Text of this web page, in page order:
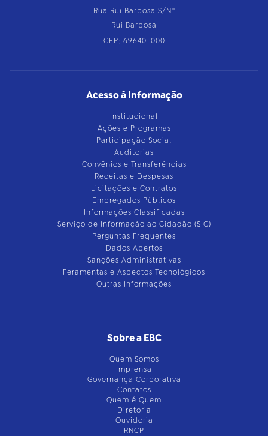
Rua Rui Barbosa S/Nº
Rui Barbosa
CEP: 69640-000
Acesso à Informação
Institucional
Ações e Programas
Participação Social
Auditorias
Convênios e Transferências
Receitas e Despesas
Licitações e Contratos
Empregados Públicos
Informações Classificadas
Serviço de Informação ao Cidadão (SIC)
Perguntas Frequentes
Dados Abertos
Sanções Administrativas
Feramentas e Aspectos Tecnológicos
Outras Informações
Sobre a EBC
Quem Somos
Imprensa
Governança Corporativa
Contatos
Quem é Quem
Diretoria
Ouvidoria
RNCP